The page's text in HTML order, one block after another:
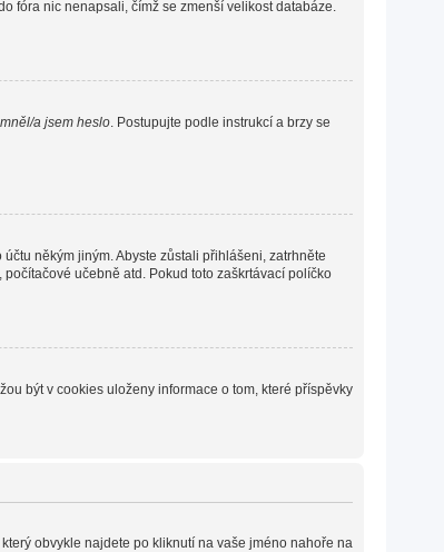
fóra nic nenapsali, čímž se zmenší velikost databáze.
a jsem heslo. Postupujte podle instrukcí a brzy se
někým jiným. Abyste zůstali přihlášeni, zatrhněte
učebně atd. Pokud toto zaškrtávací políčko
být v cookies uloženy informace o tom, které příspěvky
obvykle najdete po kliknutí na vaše jméno nahoře na